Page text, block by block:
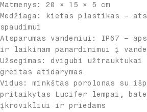
Matmenys: 20 × 15 × 5 cm
Medžiaga: kietas plastikas –
spaudimui
Atsparumas vandeniui: IP67 –
ir laikinam panardinimui į
Užsegimas: dvigubi
greitas atidarymas
Vidus: minkštas porolonas su
pritaikytas Lucifer lempai,
įkrovikliui ir priedams